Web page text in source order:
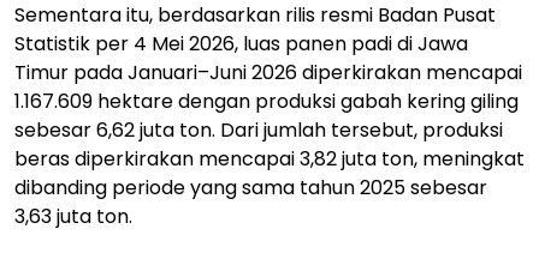
Sementara itu, berdasarkan rilis resmi Badan Pusat
Statistik per 4 Mei 2026, luas panen padi di Jawa
Timur pada Januari–Juni 2026 diperkirakan mencapai
1.167.609 hektare dengan produksi gabah kering giling
sebesar 6,62 juta ton. Dari jumlah tersebut, produksi
beras diperkirakan mencapai 3,82 juta ton, meningkat
dibanding periode yang sama tahun 2025 sebesar
3,63 juta ton.